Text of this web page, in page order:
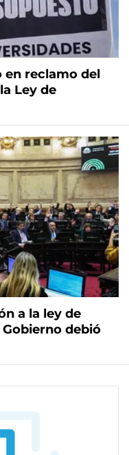
en reclamo del
Ley de
a la ley de
debió